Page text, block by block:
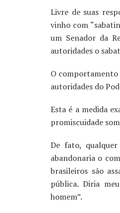
Livre de suas
vinho com
um Senador da
autoridades o
O comportamento
autoridades do
Esta é a medida
promiscuidade
De fato, qualquer
abandonaria o
brasileiros são
pública. Diria
homem”.